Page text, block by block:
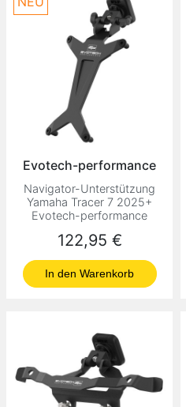
Evotech-performance
Navigator-Unterstützung
Yamaha Tracer 7 2025+
Evotech-performance
Preis
122,95 €
In den Warenkorb